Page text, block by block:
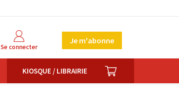
Se connecter
Je m'abonne
KIOSQUE / LIBRAIRIE PANIER